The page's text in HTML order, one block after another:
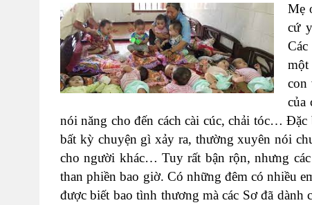
Mẹ
cứ
con
của
nói năng cho đến cách cài cúc, chải tóc…
bất kỳ chuyện gì xảy ra, thường xuyên nói
cho người khác… Tuy rất bận rộn, nhưng
than phiền bao giờ. Có những đêm có nhiều
được biết bao tình thương mà các Sơ đã dành